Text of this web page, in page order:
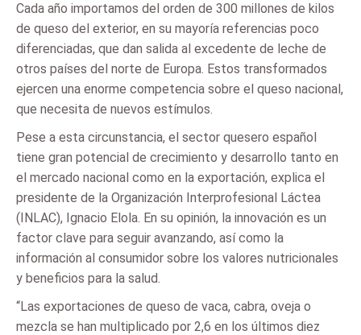
Cada año importamos del orden de 300 millones de kilos
de queso del exterior, en su mayoría referencias poco
diferenciadas, que dan salida al excedente de leche de
otros países del norte de Europa. Estos transformados
ejercen una enorme competencia sobre el queso nacional,
que necesita de nuevos estímulos.
Pese a esta circunstancia, el sector quesero español
tiene gran potencial de crecimiento y desarrollo tanto en
el mercado nacional como en la exportación, explica el
presidente de la Organización Interprofesional Láctea
(INLAC), Ignacio Elola. En su opinión, la innovación es un
factor clave para seguir avanzando, así como la
información al consumidor sobre los valores nutricionales
y beneficios para la salud.
“Las exportaciones de queso de vaca, cabra, oveja o
mezcla se han multiplicado por 2,6 en los últimos diez